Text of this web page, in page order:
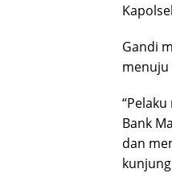
Gandi
menuju
Bank
dan